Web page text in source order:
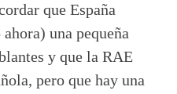
que España
una pequeña
y que la RAE
pero que hay una